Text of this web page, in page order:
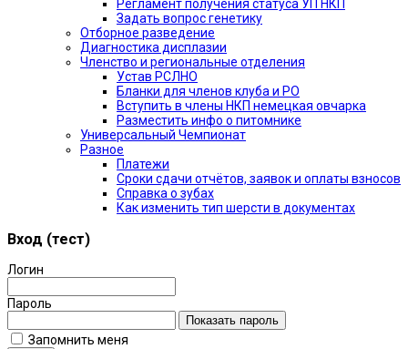
Регламент получения статуса УП НКП
Задать вопрос генетику
Отборное разведение
Диагностика дисплазии
Членство и региональные отделения
Устав РСЛНО
Бланки для членов клуба и РО
Вступить в члены НКП немецкая овчарка
Разместить инфо о питомнике
Универсальный Чемпионат
Разное
Платежи
Сроки сдачи отчётов, заявок и оплаты взносов
Справка о зубах
Как изменить тип шерсти в документах
Вход (тест)
Логин
Пароль
Показать пароль
Запомнить меня